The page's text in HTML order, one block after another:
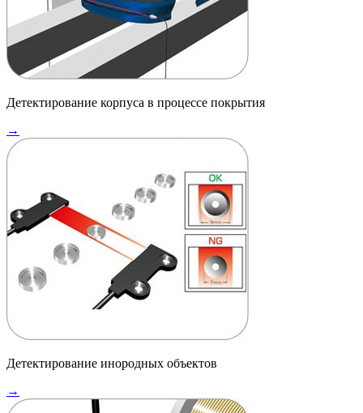
Детектирование корпуса в процессе покрытия
→
Детектирование инородных объектов
→